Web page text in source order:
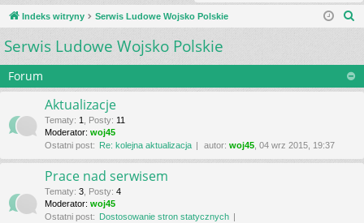
C
K
_L
IN
a og
si
ę
ej
tru
j
Indeks witryny Serwis Ludowe Wojsko Polskie
a
Serwis Ludowe Wojsko Polskie
Forum
Aktualizacje
Tematy: 1 Posty: 11
Moderator: woj45
Ostatni post: Re: kolejna aktualizacja autor: woj45 , 04 wrz 2015, 19:37
Prace nad serwisem
Tematy: 3 Posty: 4
Moderator: woj45
Ostatni post: Dostosowanie stron statycznych